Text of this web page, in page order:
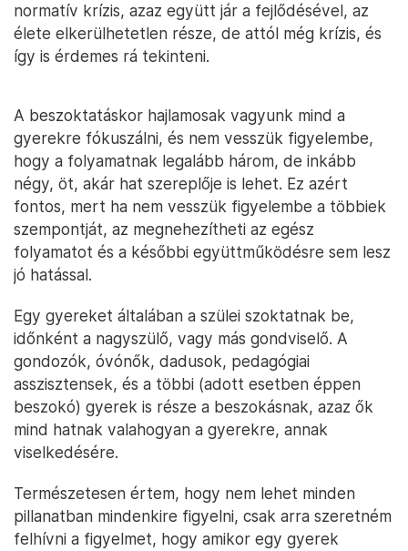
normatív krízis, azaz együtt jár a fejlődésével, az
élete elkerülhetetlen része, de attól még krízis, és
így is érdemes rá tekinteni.
A beszoktatáskor hajlamosak vagyunk mind a
gyerekre fókuszálni, és nem vesszük figyelembe,
hogy a folyamatnak legalább három, de inkább
négy, öt, akár hat szereplője is lehet. Ez azért
fontos, mert ha nem vesszük figyelembe a többiek
szempontját, az megnehezítheti az egész
folyamatot és a későbbi együttműködésre sem lesz
jó hatással.
Egy gyereket általában a szülei szoktatnak be,
időnként a nagyszülő, vagy más gondviselő. A
gondozók, óvónők, dadusok, pedagógiai
asszisztensek, és a többi (adott esetben éppen
beszokó) gyerek is része a beszokásnak, azaz ők
mind hatnak valahogyan a gyerekre, annak
viselkedésére.
Természetesen értem, hogy nem lehet minden
pillanatban mindenkire figyelni, csak arra szeretném
felhívni a figyelmet, hogy amikor egy gyerek